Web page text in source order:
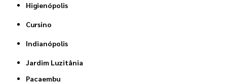
Higienópolis
Cursino
Indianópolis
Jardim Luzitânia
Pacaembu